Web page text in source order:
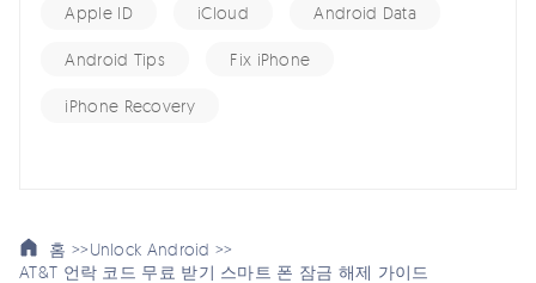
Apple ID iCloud Android Data
Android Tips Fix iPhone
iPhone Recovery
홈 >>Unlock Android >>
AT&T 언락 코드 무료 받기 스마트 폰 잠금 해제 가이드